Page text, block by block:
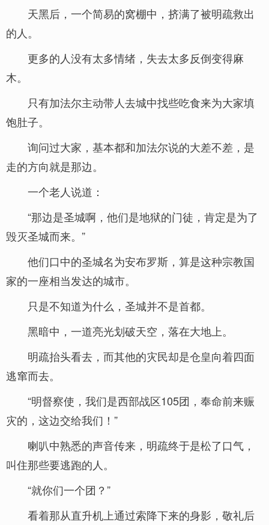
天黑后，一个简易的窝棚中，挤满了被明疏救出
的人。
更多的人没有太多情绪，失去太多反倒变得麻
木。
只有加法尔主动带人去城中找些吃食来为大家填
饱肚子。
询问过大家，基本都和加法尔说的大差不差，是
走的方向就是那边。
一个老人说道：
“那边是圣城啊，他们是地狱的门徒，肯定是为了
毁灭圣城而来。”
他们口中的圣城名为安布罗斯，算是这种宗教国
家的一座相当发达的城市。
只是不知道为什么，圣城并不是首都。
黑暗中，一道亮光划破天空，落在大地上。
明疏抬头看去，而其他的灾民却是仓皇向着四面
逃窜而去。
“明督察使，我们是西部战区105团，奉命前来赈
灾的，这边交给我们！”
喇叭中熟悉的声音传来，明疏终于是松了口气，
叫住那些要逃跑的人。
“就你们一个团？”
看着那从直升机上通过索降下来的身影，敬礼后